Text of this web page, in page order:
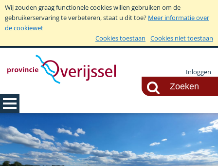
Wij zouden graag functionele cookies willen gebruiken om de
gebruikerservaring te verbeteren, staat u dit toe? Meer informatie over
de cookiewet
Cookies toestaan
Cookies niet toestaan
Inloggen